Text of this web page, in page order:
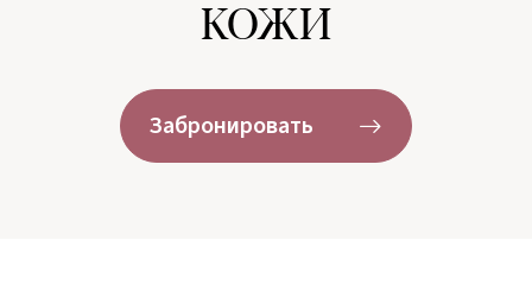
КОЖИ
Забронировать